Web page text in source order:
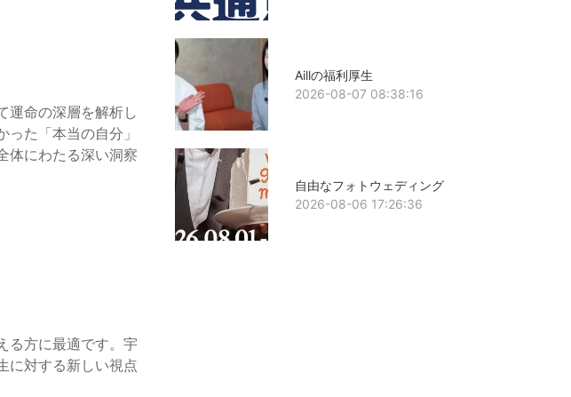
運命の深層を解析し
た「本当の自分」
体にわたる深い洞察
る方に最適です。宇
に対する新しい視点
Aillの福利厚生
2026-08-07 08:38:16
自由なフォトウェディング
2026-08-06 17:26:36